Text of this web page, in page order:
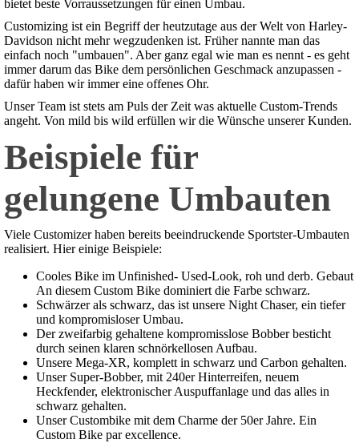
bietet beste Vorraussetzungen für einen Umbau.
Customizing ist ein Begriff der heutzutage aus der Welt von Harley-
Davidson nicht mehr wegzudenken ist. Früher nannte man das
einfach noch "umbauen". Aber ganz egal wie man es nennt - es geht
immer darum das Bike dem persönlichen Geschmack anzupassen -
dafür haben wir immer eine offenes Ohr.
Unser Team ist stets am Puls der Zeit was aktuelle Custom-Trends
angeht. Von mild bis wild erfüllen wir die Wünsche unserer Kunden.
Beispiele für
gelungene Umbauten
Viele Customizer haben bereits beeindruckende Sportster-Umbauten
realisiert. Hier einige Beispiele:
Cooles Bike im Unfinished- Used-Look, roh und derb. Gebaut
An diesem Custom Bike dominiert die Farbe schwarz.
Schwärzer als schwarz, das ist unsere Night Chaser, ein tiefer
und kompromisloser Umbau.
Der zweifarbig gehaltene kompromisslose Bobber besticht
durch seinen klaren schnörkellosen Aufbau.
Unsere Mega-XR, komplett in schwarz und Carbon gehalten.
Unser Super-Bobber, mit 240er Hinterreifen, neuem
Heckfender, elektronischer Auspuffanlage und das alles in
schwarz gehalten.
Unser Custombike mit dem Charme der 50er Jahre. Ein
Custom Bike par excellence.